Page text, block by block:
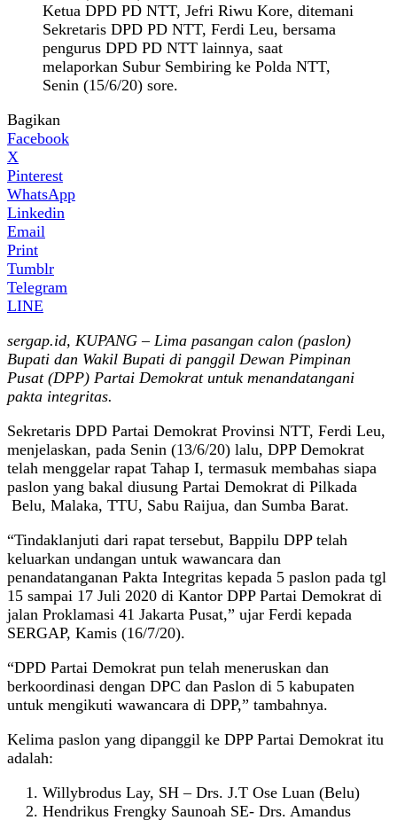
Ketua DPD PD NTT, Jefri Riwu Kore, ditemani
Sekretaris DPD PD NTT, Ferdi Leu, bersama
pengurus DPD PD NTT lainnya, saat
melaporkan Subur Sembiring ke Polda NTT,
Senin (15/6/20) sore.
Bagikan
Facebook
X
Pinterest
WhatsApp
Linkedin
Email
Print
Tumblr
Telegram
LINE
sergap.id, KUPANG – Lima pasangan calon (paslon)
Bupati dan Wakil Bupati di panggil Dewan Pimpinan
Pusat (DPP) Partai Demokrat untuk menandatangani
pakta integritas.
Sekretaris DPD Partai Demokrat Provinsi NTT, Ferdi Leu,
menjelaskan, pada Senin (13/6/20) lalu, DPP Demokrat
telah menggelar rapat Tahap I, termasuk membahas siapa
paslon yang bakal diusung Partai Demokrat di Pilkada
Belu, Malaka, TTU, Sabu Raijua, dan Sumba Barat.
“Tindaklanjuti dari rapat tersebut, Bappilu DPP telah
keluarkan undangan untuk wawancara dan
penandatanganan Pakta Integritas kepada 5 paslon pada tgl
15 sampai 17 Juli 2020 di Kantor DPP Partai Demokrat di
jalan Proklamasi 41 Jakarta Pusat,” ujar Ferdi kepada
SERGAP, Kamis (16/7/20).
“DPD Partai Demokrat pun telah meneruskan dan
berkoordinasi dengan DPC dan Paslon di 5 kabupaten
untuk mengikuti wawancara di DPP,” tambahnya.
Kelima paslon yang dipanggil ke DPP Partai Demokrat itu
adalah:
Willybrodus Lay, SH – Drs. J.T Ose Luan (Belu)
Hendrikus Frengky Saunoah SE- Drs. Amandus